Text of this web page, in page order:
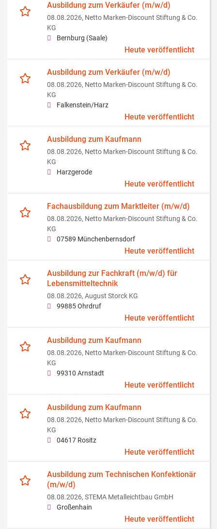
Ausbildung zum Verkäufer (m/w/d)
08.08.2026, Netto Marken-Discount Stiftung & Co.
KG
Bernburg (Saale)
Heute veröffentlicht
Ausbildung zum Verkäufer (m/w/d)
08.08.2026, Netto Marken-Discount Stiftung & Co.
KG
Falkenstein/Harz
Heute veröffentlicht
Ausbildung zum Kaufmann
08.08.2026, Netto Marken-Discount Stiftung & Co.
KG
Harzgerode
Heute veröffentlicht
Fachausbildung zum Marktleiter (m/w/d)
08.08.2026, Netto Marken-Discount Stiftung & Co.
KG
07589 Münchenbernsdorf
Heute veröffentlicht
Ausbildung zur Fachkraft (m/w/d) für
Lebensmitteltechnik
08.08.2026, August Storck KG
99885 Ohrdruf
Heute veröffentlicht
Ausbildung zum Kaufmann
08.08.2026, Netto Marken-Discount Stiftung & Co.
KG
99310 Arnstadt
Heute veröffentlicht
Ausbildung zum Kaufmann
08.08.2026, Netto Marken-Discount Stiftung & Co.
KG
04617 Rositz
Heute veröffentlicht
Ausbildung zum Technischen Konfektionär
(m/w/d)
08.08.2026, STEMA Metalleichtbau GmbH
Großenhain
Heute veröffentlicht